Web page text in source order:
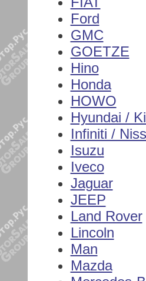
Ford
GMC
GOETZE
Hino
Honda
HOWO
Hyundai /
Infiniti /
Isuzu
Iveco
Jaguar
JEEP
Land Rover
Lincoln
Man
Mazda